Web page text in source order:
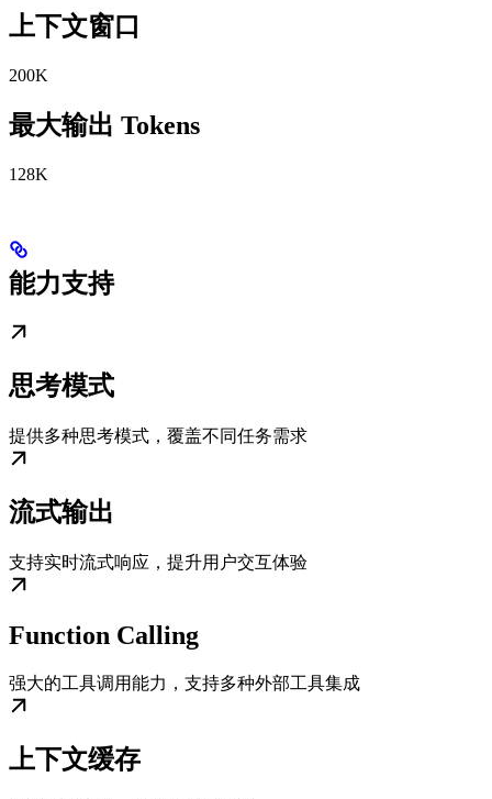
上下文窗口
200K
最大输出 Tokens
128K
能力支持
思考模式
提供多种思考模式，覆盖不同任务需求
流式输出
支持实时流式响应，提升用户交互体验
Function Calling
强大的工具调用能力，支持多种外部工具集成
上下文缓存